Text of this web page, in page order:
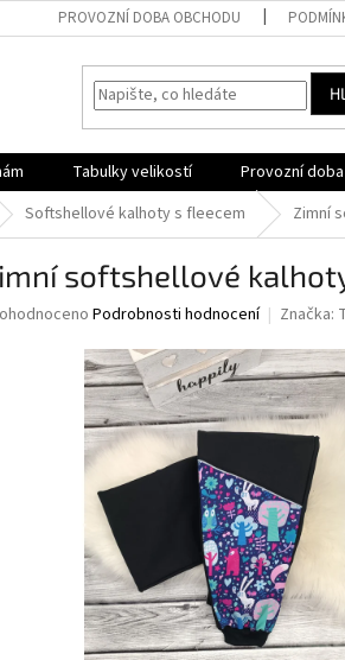
PROVOZNÍ DOBA OBCHODU
Tabulky velikostí Provozní
Softshellové kalhoty s fleecem Zimní
softshellové
Podrobnosti hodnocení Značka: